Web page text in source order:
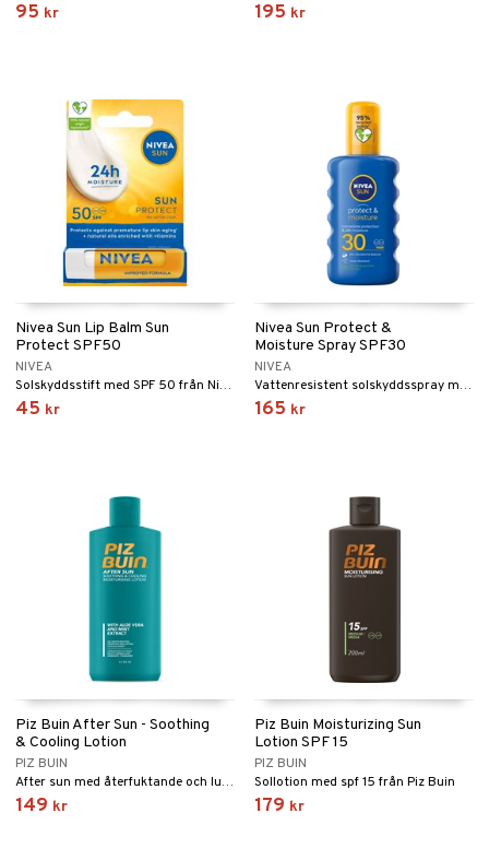
95 kr 195 kr
Nivea Sun Lip Balm Sun
Protect SPF50
NIVEA
Solskyddsstift med SPF 50 från Nivea
45 kr
Nivea Sun Protect &
Moisture Spray SPF30
NIVEA
Vattenresistent solskyddsspray med SPF 30 från Nivea
165 kr
Piz Buin After Sun - Soothing
& Cooling Lotion
PIZ BUIN
After sun med återfuktande och lugnande effekt från Piz Buin
149 kr
Piz Buin Moisturizing Sun
Lotion SPF 15
PIZ BUIN
Sollotion med spf 15 från Piz Buin
179 kr